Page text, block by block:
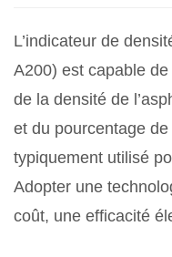
L’indicateur de
A200) est capable
de la densité de
et du pourcentage
typiquement utilisé
Adopter une
coût, une efficacité